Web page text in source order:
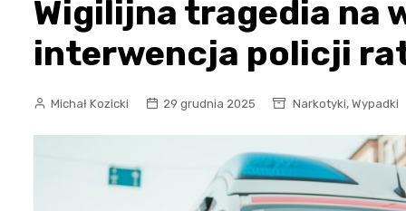
Wszystkie wpisy
Co warto
Wrocławiu?
Wigilijna tragedia na
interwencja policji
Michał Kozicki 29 grudnia 2025 Narkotyki, Wypadki